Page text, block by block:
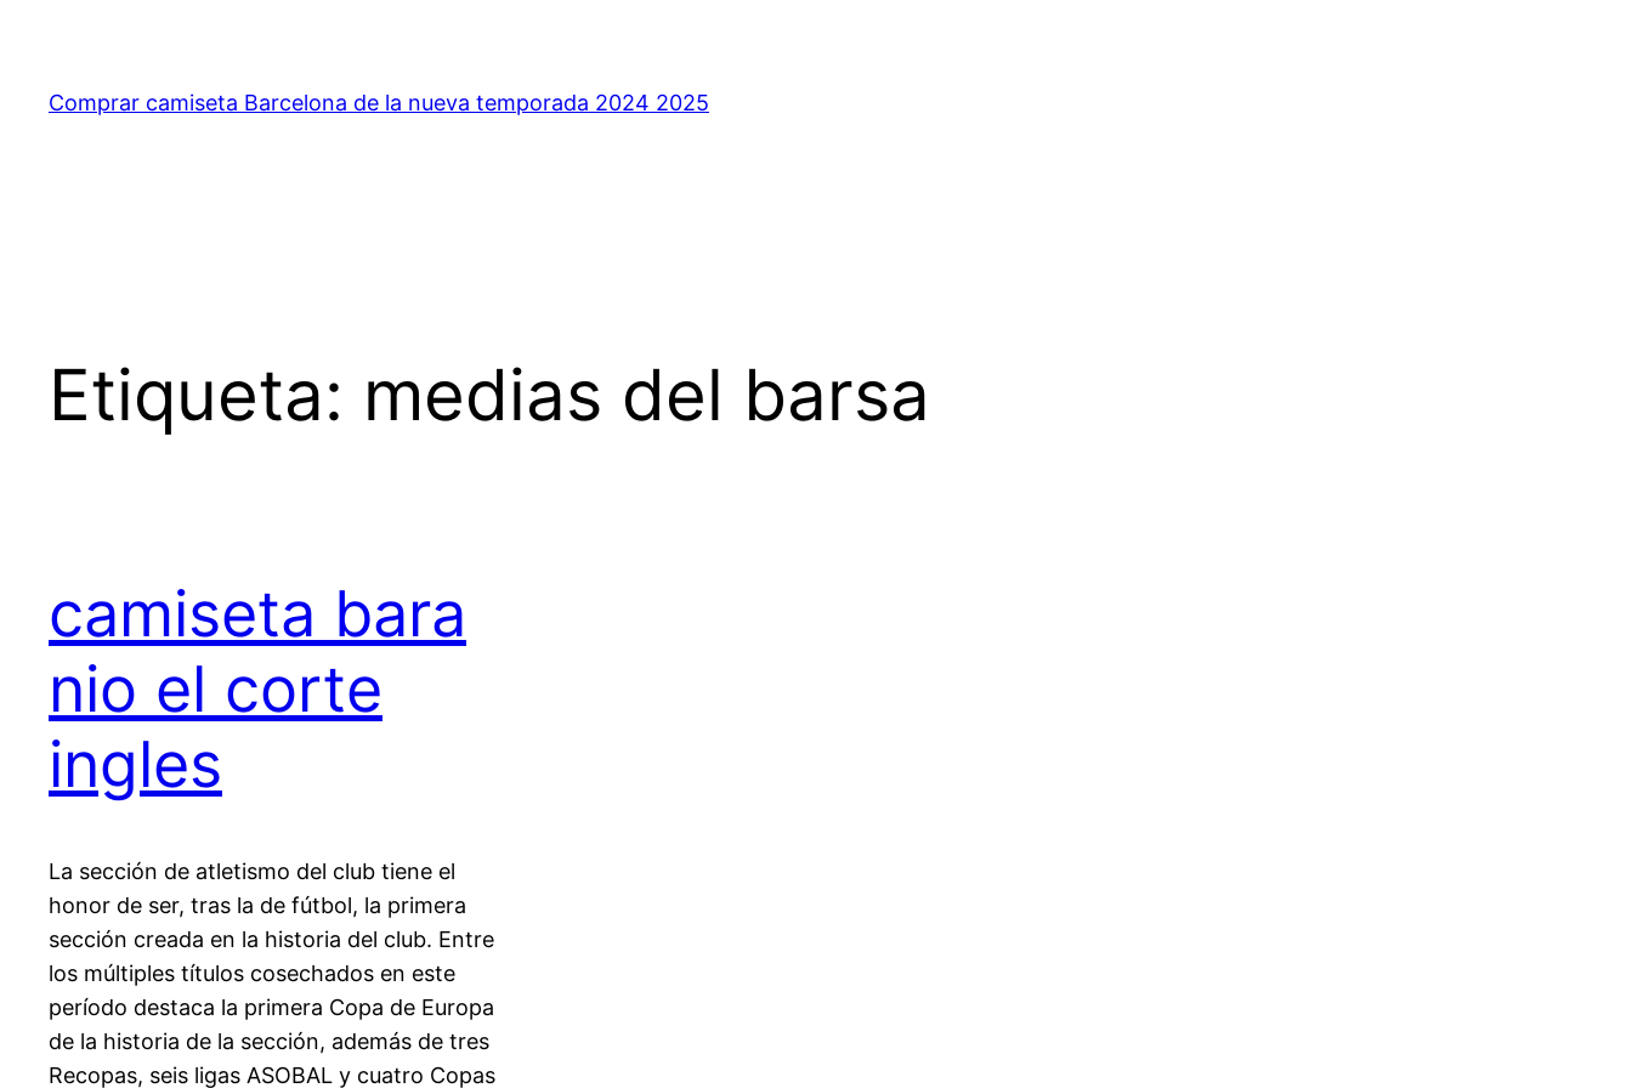
contenido
Comprar camiseta Barcelona de la nueva temporada 2024 2025
Etiqueta: medias del barsa
camiseta bara
nio el corte
ingles
La sección de atletismo del club tiene el
honor de ser, tras la de fútbol, la primera
sección creada en la historia del club. Entre
los múltiples títulos cosechados en este
período destaca la primera Copa de Europa
de la historia de la sección, además de tres
Recopas, seis ligas ASOBAL y cuatro Copas